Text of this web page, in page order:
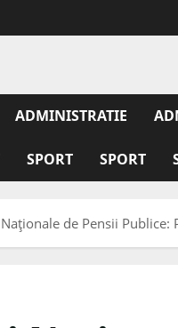
ADMINISTRATIE
SPORT SPORT
de Pensii